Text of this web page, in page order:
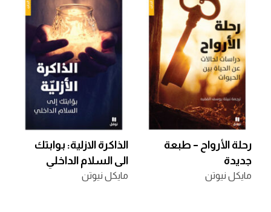
رحلة الأرواح – طبعة
جديدة
مايكل نيوتن
الذاكرة الازلية: بوابتك
الى السلام الداخلي
مايكل نيوتن